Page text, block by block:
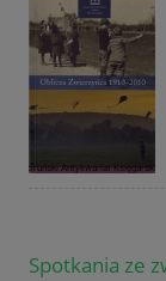
Spotkania ze